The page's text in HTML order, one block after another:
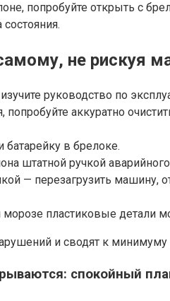
попробуйте открыть с
не рискуя
руководство по
аккуратно
в брелоке.
штатной ручкой
— перезагрузить машину,
пластиковые детали
и сводят к